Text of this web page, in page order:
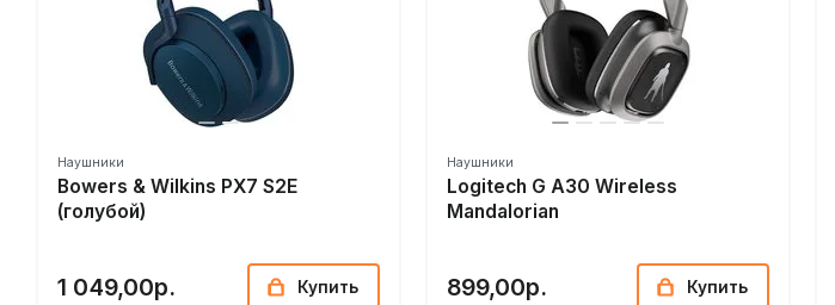
Наушники
Bowers & Wilkins PX7 S2E
(голубой)
1 049,00р. Купить
Наушники
Logitech G A30 Wireless
Мandalorian
899,00р. Купить